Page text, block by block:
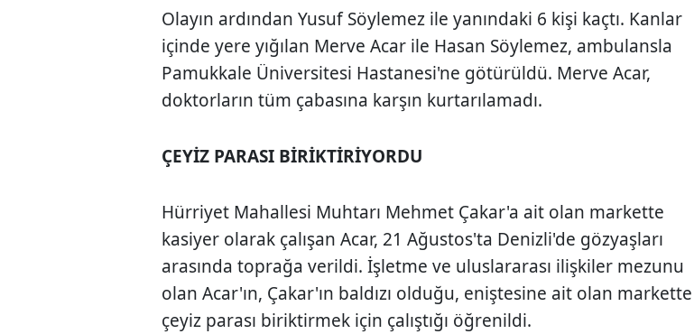
Olayın ardından Yusuf Söylemez ile yanındaki 6 kişi kaçtı. Kanlar
içinde yere yığılan Merve Acar ile Hasan Söylemez, ambulansla
Pamukkale Üniversitesi Hastanesi'ne götürüldü. Merve Acar,
doktorların tüm çabasına karşın kurtarılamadı.
ÇEYİZ PARASI BİRİKTİRİYORDU
Hürriyet Mahallesi Muhtarı Mehmet Çakar'a ait olan markette
kasiyer olarak çalışan Acar, 21 Ağustos'ta Denizli'de gözyaşları
arasında toprağa verildi. İşletme ve uluslararası ilişkiler mezunu
olan Acar'ın, Çakar'ın baldızı olduğu, eniştesine ait olan markette
çeyiz parası biriktirmek için çalıştığı öğrenildi.